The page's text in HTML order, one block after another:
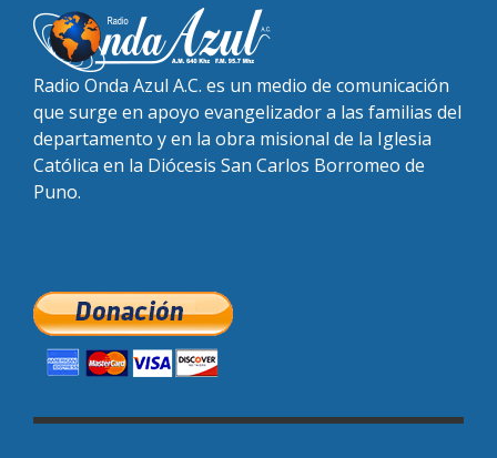
Radio Onda Azul A.C. es un medio de comunicación
que surge en apoyo evangelizador a las familias del
departamento y en la obra misional de la Iglesia
Católica en la Diócesis San Carlos Borromeo de
Puno.